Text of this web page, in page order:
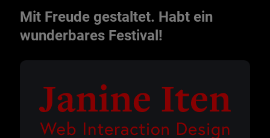
Mit Freude gestaltet. Habt ein
wunderbares Festival!